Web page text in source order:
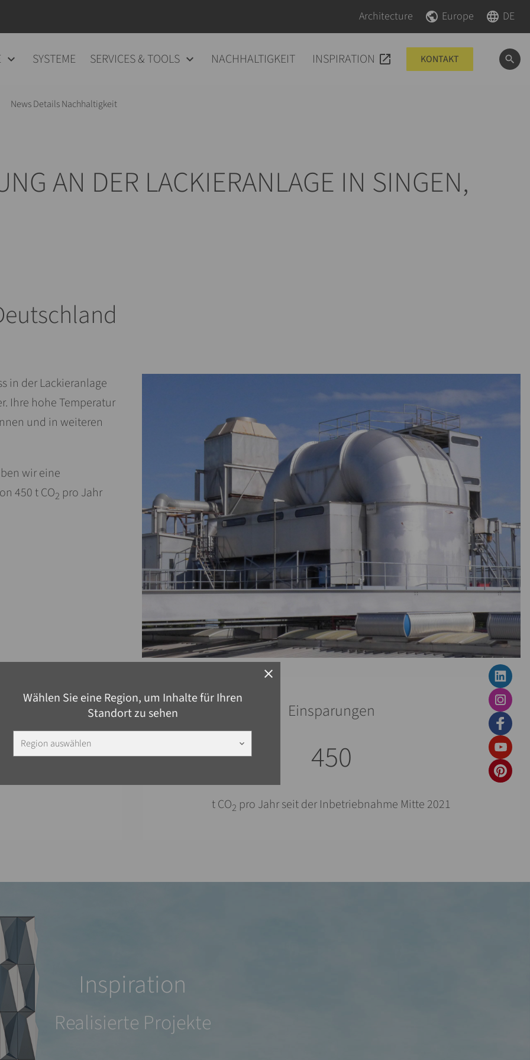
Navigation überspringen
Architecture Navigation überspringen Europe DE
SYSTEME SERVICES & TOOLS NACHHALTIGKEIT INSPIRATION KONTAKT
News Details Nachhaltigkeit
close
Wählen Sie eine Region, um Inhalte für Ihren
Standort zu sehen
Region auswählen keyboard_arrow_down
AN DER LACKIERANLAGE IN SINGEN,
in der Lackieranlage
Ihre hohe Temperatur
und in weiteren
wir eine
450 t CO2 pro Jahr
Einsparungen
450
t CO2 pro Jahr seit der Inbetriebnahme Mitte 2021
Inspiration
Realisierte Projekte